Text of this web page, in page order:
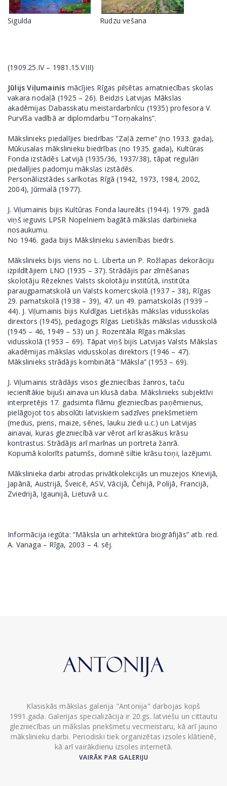
Sigulda Rudzu vešana
(1909.25.IV – 1981.15.VIII)
Jūlijs Viļumainis mācījies Rīgas pilsētas amatniecības skolas
vakara nodaļā (1925 – 26). Beidzis Latvijas Mākslas
akadēmijas Dabasskatu meistardarbnīcu (1935) profesora V.
Purvīša vadībā ar diplomdarbu “Torņakalns”.
Mākslinieks piedalījies biedrības “Zaļā zeme” (no 1933. gada),
Mūkusalas mākslinieku biedrības (no 1935. gada), Kultūras
Fonda izstādēs Latvijā (1935/36, 1937/38), tāpat regulāri
piedalījies padomju mākslas izstādēs.
Personālizstādes sarīkotas Rīgā (1942, 1973, 1984, 2002,
2004), Jūrmalā (1977).
J. Viļumainis bijis Kultūras Fonda laureāts (1944). 1979. gadā
viņš ieguvis LPSR Nopelniem bagātā mākslas darbinieka
nosaukumu.
No 1946. gada bijis Mākslinieku savienības biedrs.
Mākslinieks bijis viens no L. Liberta un P. Rožlapas dekorāciju
izpildītājiem LNO (1935 – 37). Strādājis par zīmēšanas
skolotāju Rēzeknes Valsts skolotāju institūtā, institūta
paraugpamatskolā un Valsts komercskolā (1937 – 38), Rīgas
29. pamatskolā (1938 – 39), 47. un 49. pamatskolās (1939 –
44). J. Viļumainis bijis Kuldīgas Lietišķās mākslas vidusskolas
direкtors (1945), pedagogs Rīgas Lietišķās mākslas vidusskolā
(1945 – 46, 1949 – 53) un J. Rozentāla Rīgas mākslas
vidusskolā (1953 – 69). Tāpat viņš bijis Latvijas Valsts Mākslas
akadēmijas mākslas vidusskolas direktors (1946 – 47).
Mākslinieks strādājis kombinātā “Māksla” (1953 – 69).
J. Viļumainis strādājis visos glezniecības žanros, taču
iecienītākie bijuši ainava un klusā daba. Mākslinieks subjektīvi
interpretējis 17. gadsimta flāmu glezniecības paņēmienus,
pielāgojot tos absolūti latviskiem sadzīves priekšmetiem
(medus, piens, maize, sēnes, lauku ziedi u.c.) un Latvijas
ainavai, kuras glezniecībā var vērot arī krasākus krāsu
kontrastus. Strādājis arī marīnas un portreta žanrā.
Kopumā kolorīts patumšs, dominē siltie krāsu toņi, lazējumi.
Mākslinieka darbi atrodas privātkolekcijās un muzejos Krievijā,
Japānā, Austrijā, Šveicē, ASV, Vācijā, Čehijā, Polijā, Francijā,
Zviedrijā, Igaunijā, Lietuvā u.c.
Informācija iegūta: “Māksla un arhitektūra biogrāfijās” atb. red.
A. Vanaga – Rīga, 2003 – 4. sēj.
Klasiskās mākslas galerija "Antonija" darbojas kopš
1991.gada. Galerijas specializācija ir 20.gs. latviešu un cittautu
glezniecības un mākslas priekšmetu vecmeistaru, kā arī jauno
mākslinieku darbi. Periodiski tiek organizētas izsoles klātienē,
kā arī vairākdienu izsoles internetā.
VAIRĀK PAR GALERIJU